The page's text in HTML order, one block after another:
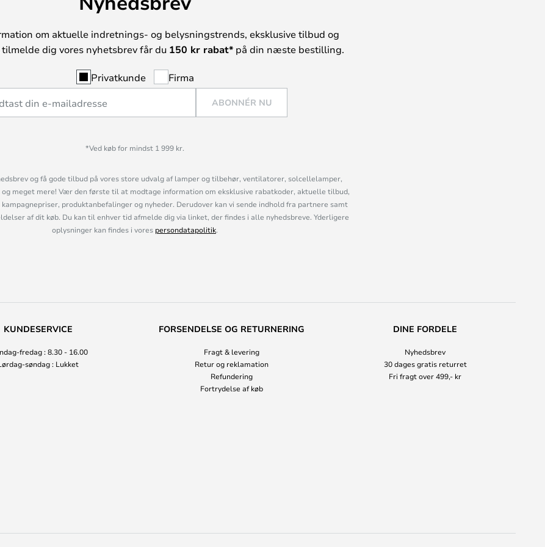
om aktuelle indretnings- og belysningstrends, eksklusive tilbud og
dig vores nyhetsbrev får du 150 kr rabat*på din næste bestilling.
Privatkunde Firma
ABONNÉR NU
*Ved køb for mindst 1 999 kr.
og få gode tilbud på vores store udvalg af lamper og tilbehør, ventilatorer, solcellelamper,
meget mere! Vær den første til at modtage information om eksklusive rabatkoder, aktuelle tilbud,
produktanbefalinger og nyheder. Derudover kan vi sende indhold fra partnere samt
af dit køb. Du kan til enhver tid afmelde dig via linket, der findes i alle nyhedsbreve. Yderligere
oplysninger kan findes i vores persondatapolitik.
KUNDESERVICE
fredag : 8.30 - 16.00
søndag : Lukket
FORSENDELSE OG RETURNERING
Fragt & levering
Retur og reklamation
Refundering
Fortrydelse af køb
DINE FORDELE
Nyhedsbrev
30 dages gratis returret
Fri fragt over 499,- kr